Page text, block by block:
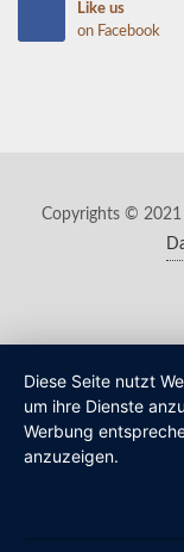
Like us
on Facebook
Copyrights © 2021
Diese Seite nutzt
um ihre Dienste
Werbung
anzuzeigen.